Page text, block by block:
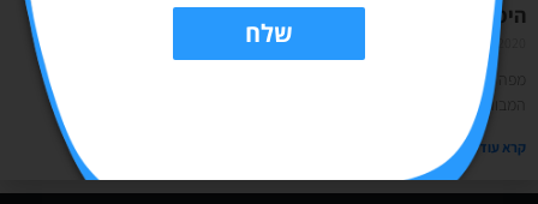
הימים הבינלאומיים של אוגוסט 2020
20/07/2020
מפה לשם- אוגוסט איתנו!! אז מה צפוי לנו החודש? אבטיח, פאי פקאן, ארטיק,
המבורגר, בננות- כן, זה נשמע בדיוק כמו הארוחה שאנחנו הכי אוהבים בחום
קרא עוד »
שלח